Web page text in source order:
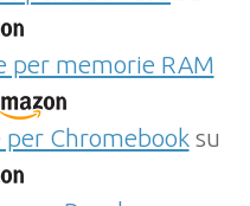
per memorie RAM
Chromebooksu